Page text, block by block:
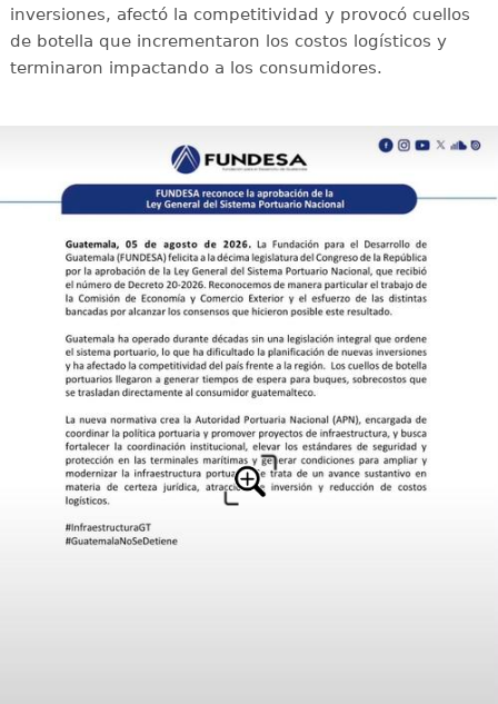
inversiones, afectó la competitividad y provocó cuellos
de botella que incrementaron los costos logísticos y
terminaron impactando a los consumidores.